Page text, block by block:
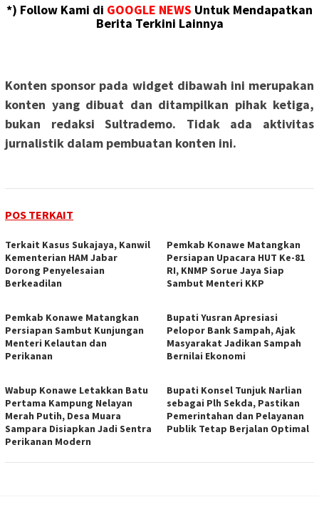
*) Follow Kami di GOOGLE NEWS Untuk Mendapatkan
Berita Terkini Lainnya
Konten sponsor pada widget dibawah ini merupakan
konten yang dibuat dan ditampilkan pihak ketiga,
bukan redaksi Sultrademo. Tidak ada aktivitas
jurnalistik dalam pembuatan konten ini.
POS TERKAIT
‎Terkait Kasus Sukajaya, Kanwil
Kementerian HAM Jabar
‎Dorong Penyelesaian
Berkeadilan
Pemkab Konawe Matangkan
Persiapan Upacara HUT Ke-81
RI, KNMP Sorue Jaya Siap
Sambut Menteri KKP
Pemkab Konawe Matangkan
Persiapan Sambut Kunjungan
Menteri Kelautan dan
Perikanan
Bupati Yusran Apresiasi
Pelopor Bank Sampah, Ajak
Masyarakat Jadikan Sampah
Bernilai Ekonomi
Wabup Konawe Letakkan Batu
Pertama Kampung Nelayan
Merah Putih, Desa Muara
Sampara Disiapkan Jadi Sentra
Perikanan Modern
Bupati Konsel Tunjuk Narlian
sebagai Plh Sekda, Pastikan
Pemerintahan dan Pelayanan
Publik Tetap Berjalan Optimal